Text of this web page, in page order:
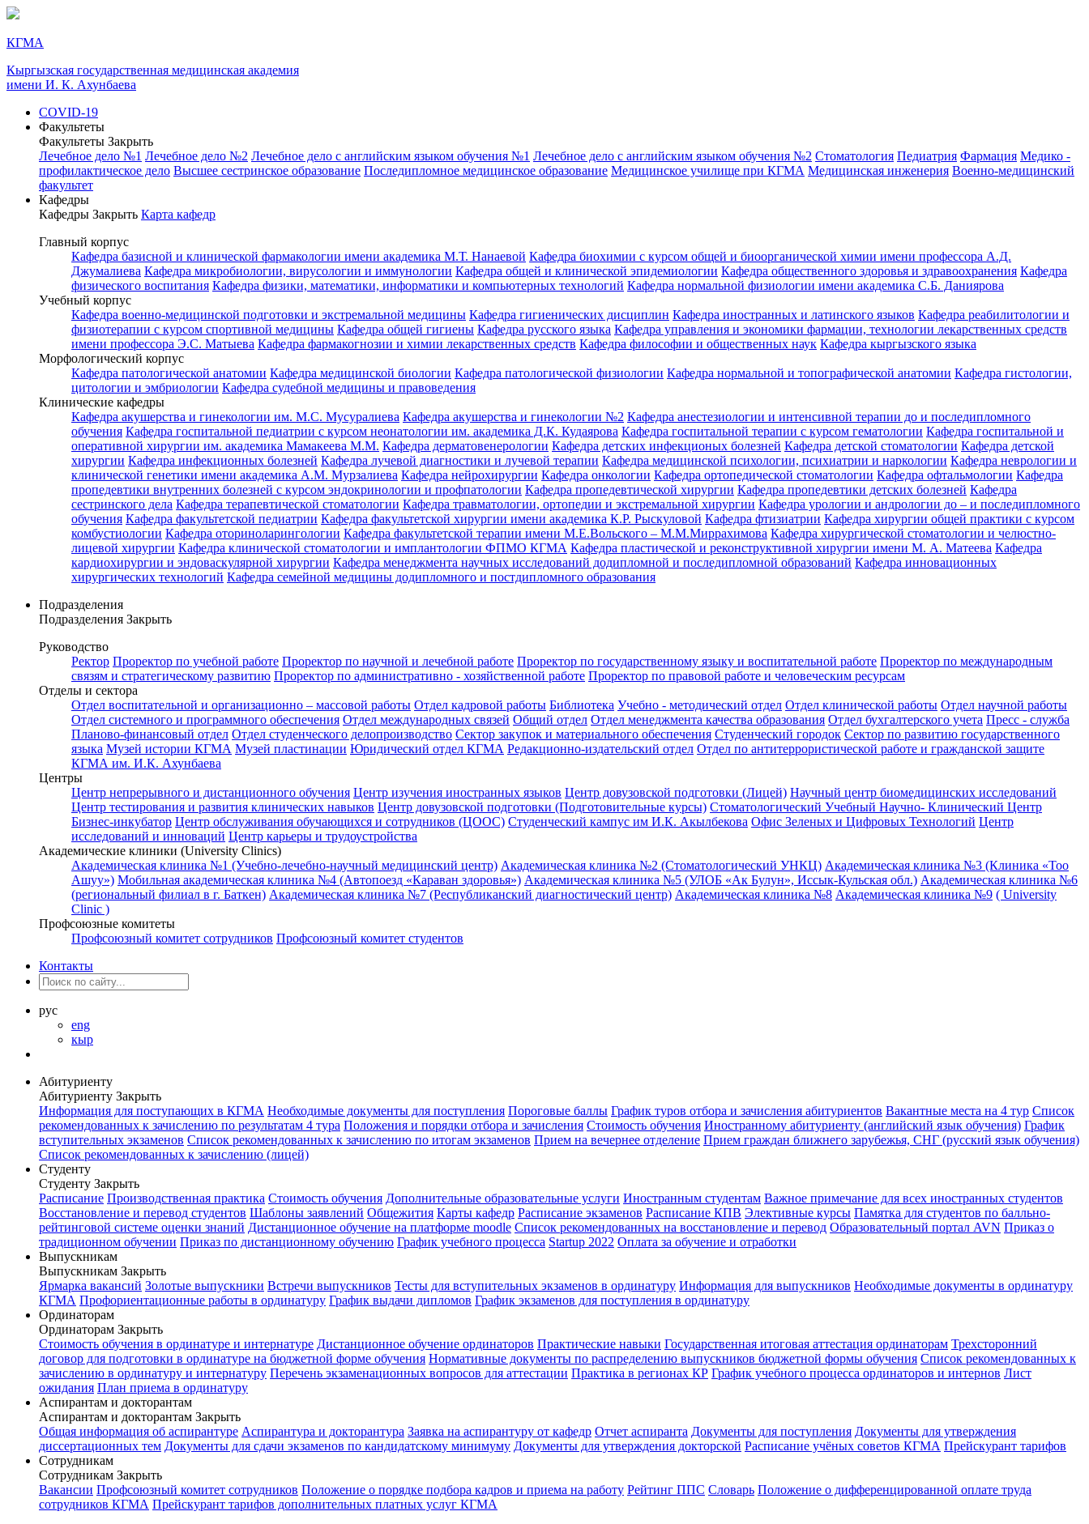
КГМА
Кыргызская государственная медицинская академия
имени И. К. Ахунбаева
COVID-19
Факультеты
Факультеты Закрыть
Лечебное дело №1 Лечебное дело №2 Лечебное дело с английским языком обучения №1 Лечебное дело с английским языком обучения №2 Стоматология Педиатрия Фармация Медико -
профилактическое дело Высшее сестринское образование Последипломное медицинское образование Медицинское училище при КГМА Медицинская инженерия Военно-медицинский
факультет
Кафедры
Кафедры Закрыть Карта кафедр
Главный корпус
Кафедра базисной и клинической фармакологии имени академика М.Т. Нанаевой Кафедра биохимии с курсом общей и биоорганической химии имени профессора А.Д.
Джумалиева Кафедра микробиологии, вирусологии и иммунологии Кафедра общей и клинической эпидемиологии Кафедра общественного здоровья и здравоохранения Кафедра
физического воспитания Кафедра физики, математики, информатики и компьютерных технологий Кафедра нормальной физиологии имени академика С.Б. Даниярова
Учебный корпус
Кафедра военно-медицинской подготовки и экстремальной медицины Кафедра гигиенических дисциплин Кафедра иностранных и латинского языков Кафедра реабилитологии и
физиотерапии с курсом спортивной медицины Кафедра общей гигиены Кафедра русского языка Кафедра управления и экономики фармации, технологии лекарственных средств
имени профессора Э.С. Матыева Кафедра фармакогнозии и химии лекарственных средств Кафедра философии и общественных наук Кафедра кыргызского языка
Морфологический корпус
Кафедра патологической анатомии Кафедра медицинской биологии Кафедра патологической физиологии Кафедра нормальной и топографической анатомии Кафедра гистологии,
цитологии и эмбриологии Кафедра судебной медицины и правоведения
Клинические кафедры
Кафедра акушерства и гинекологии им. М.С. Мусуралиева Кафедра акушерства и гинекологии №2 Кафедра анестезиологии и интенсивной терапии до и последипломного
обучения Кафедра госпитальной педиатрии с курсом неонатологии им. академика Д.К. Кудаярова Кафедра госпитальной терапии с курсом гематологии Кафедра госпитальной и
оперативной хирургии им. академика Мамакеева М.М. Кафедра дерматовенерологии Кафедра детских инфекционых болезней Кафедра детской стоматологии Кафедра детской
хирургии Кафедра инфекционных болезней Кафедра лучевой диагностики и лучевой терапии Кафедра медицинской психологии, психиатрии и наркологии Кафедра неврологии и
клинической генетики имени академика А.М. Мурзалиева Кафедра нейрохирургии Кафедра онкологии Кафедра ортопедической стоматологии Кафедра офтальмологии Кафедра
пропедевтики внутренних болезней с курсом эндокринологии и профпатологии Кафедра пропедевтической хирургии Кафедра пропедевтики детских болезней Кафедра
сестринского дела Кафедра терапевтической стоматологии Кафедра травматологии, ортопедии и экстремальной хирургии Кафедра урологии и андрологии до – и последипломного
обучения Кафедра факультетской педиатрии Кафедра факультетской хирургии имени академика К.Р. Рыскуловой Кафедра фтизиатрии Кафедра хирургии общей практики с курсом
комбустиологии Кафедра оториноларингологии Кафедра факультетской терапии имени М.Е.Вольского – М.М.Миррахимова Кафедра хирургической стоматологии и челюстно-
лицевой хирургии Кафедра клинической стоматологии и имплантологии ФПМО КГМА Кафедра пластической и реконструктивной хирургии имени М. А. Матеева Кафедра
кардиохирургии и эндоваскулярной хирургии Кафедра менеджмента научных исследований додипломной и последипломной образований Кафедра инновационных
хирургических технологий Кафедра семейной медицины додипломного и постдипломного образования
Подразделения
Подразделения Закрыть
Руководство
Ректор Проректор по учебной работе Проректор по научной и лечебной работе Проректор по государственному языку и воспитательной работе Проректор по международным
связям и стратегическому развитию Проректор по административно - хозяйственной работе Проректор по правовой работе и человеческим ресурсам
Отделы и сектора
Отдел воспитательной и организационно – массовой работы Отдел кадровой работы Библиотека Учебно - методический отдел Отдел клинической работы Отдел научной работы
Отдел системного и программного обеспечения Отдел международных связей Общий отдел Отдел менеджмента качества образования Отдел бухгалтерского учета Пресс - служба
Планово-финансовый отдел Отдел студенческого делопроизводство Сектор закупок и материального обеспечения Студенческий городок Сектор по развитию государственного
языка Музей истории КГМА Музей пластинации Юридический отдел КГМА Редакционно-издательский отдел Отдел по антитеррористической работе и гражданской защите
КГМА им. И.К. Ахунбаева
Центры
Центр непрерывного и дистанционного обучения Центр изучения иностранных языков Центр довузовской подготовки (Лицей) Научный центр биомедицинских исследований
Центр тестирования и развития клинических навыков Центр довузовской подготовки (Подготовительные курсы) Стоматологический Учебный Научно- Клинический Центр
Бизнес-инкубатор Центр обслуживания обучающихся и сотрудников (ЦООС) Студенческий кампус им И.К. Акылбекова Офис Зеленых и Цифровых Технологий Центр
исследований и инноваций Центр карьеры и трудоустройства
Академические клиники (University Clinics)
Академическая клиника №1 (Учебно-лечебно-научный медицинский центр) Академическая клиника №2 (Стоматологический УНКЦ) Академическая клиника №3 (Клиника «Тоо
Ашуу») Мобильная академическая клиника №4 (Автопоезд «Караван здоровья») Академическая клиника №5 (УЛОБ «Ак Булун», Иссык-Кульская обл.) Академическая клиника №6
(региональный филиал в г. Баткен) Академическая клиника №7 (Республиканский диагностический центр) Академическая клиника №8 Академическая клиника №9 ( University
Clinic )
Профсоюзные комитеты
Профсоюзный комитет сотрудников Профсоюзный комитет студентов
Контакты
рус
eng
кыр
Абитуриенту
Абитуриенту Закрыть
Информация для поступающих в КГМА Необходимые документы для поступления Пороговые баллы График туров отбора и зачисления абитуриентов Вакантные места на 4 тур Список
рекомендованных к зачислению по результатам 4 тура Положения и порядки отбора и зачисления Стоимость обучения Иностранному абитуриенту (английский язык обучения) График
вступительных экзаменов Список рекомендованных к зачислению по итогам экзаменов Прием на вечернее отделение Прием граждан ближнего зарубежья, СНГ (русский язык обучения)
Список рекомендованных к зачислению (лицей)
Студенту
Студенту Закрыть
Расписание Производственная практика Стоимость обучения Дополнительные образовательные услуги Иностранным студентам Важное примечание для всех иностранных студентов
Восстановление и перевод студентов Шаблоны заявлений Общежития Карты кафедр Расписание экзаменов Расписание КПВ Элективные курсы Памятка для студентов по балльно-
рейтинговой системе оценки знаний Дистанционное обучение на платформе moodle Список рекомендованных на восстановление и перевод Образовательный портал AVN Приказ о
традиционном обучении Приказ по дистанционному обучению График учебного процесса Startup 2022 Оплата за обучение и отработки
Выпускникам
Выпускникам Закрыть
Ярмарка вакансий Золотые выпускники Встречи выпускников Тесты для вступительных экзаменов в ординатуру Информация для выпускников Необходимые документы в ординатуру
КГМА Профориентационные работы в ординатуру График выдачи дипломов График экзаменов для поступления в ординатуру
Ординаторам
Ординаторам Закрыть
Стоимость обучения в ординатуре и интернатуре Дистанционное обучение ординаторов Практические навыки Государственная итоговая аттестация ординаторам Трехсторонний
договор для подготовки в ординатуре на бюджетной форме обучения Нормативные документы по распределению выпускников бюджетной формы обучения Список рекомендованных к
зачислению в ординатуру и интернатуру Перечень экзаменационных вопросов для аттестации Практика в регионах КР График учебного процесса ординаторов и интернов Лист
ожидания План приема в ординатуру
Аспирантам и докторантам
Аспирантам и докторантам Закрыть
Общая информация об аспирантуре Аспирантура и докторантура Заявка на аспирантуру от кафедр Отчет аспиранта Документы для поступления Документы для утверждения
диссертационных тем Документы для сдачи экзаменов по кандидатскому минимуму Документы для утверждения докторской Расписание учёных советов КГМА Прейскурант тарифов
Сотрудникам
Сотрудникам Закрыть
Вакансии Профсоюзный комитет сотрудников Положение о порядке подбора кадров и приема на работу Рейтинг ППС Словарь Положение о дифференцированной оплате труда
сотрудников КГМА Прейскурант тарифов дополнительных платных услуг КГМА